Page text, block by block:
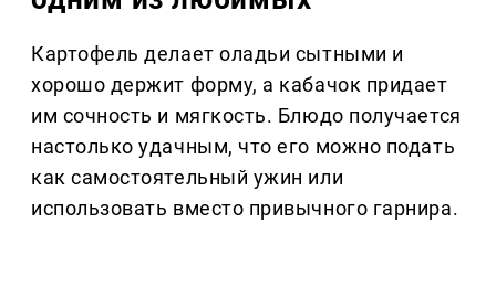
Картофель делает оладьи сытными и
хорошо держит форму, а кабачок придает
им сочность и мягкость. Блюдо получается
настолько удачным, что его можно подать
как самостоятельный ужин или
использовать вместо привычного гарнира.